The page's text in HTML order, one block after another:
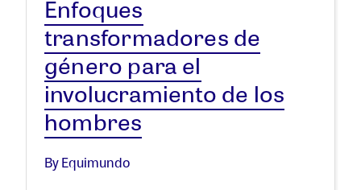
Enfoques
transformadores de
género para el
involucramiento de los
hombres
By Equimundo